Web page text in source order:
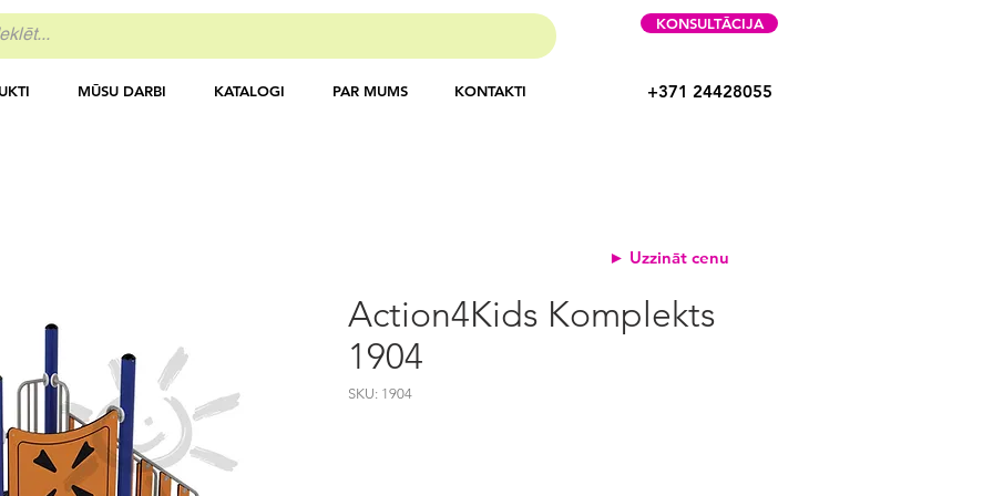
MŪSU DARBI KATALOGI PAR MUMS KONTAKTI
KONSULTĀCIJA
+371 24428055
Action4Kids Komplekts
1904
SKU: 1904
► Uzzināt cenu